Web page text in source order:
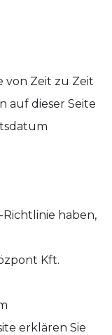
von Zeit zu Zeit
auf dieser Seite
Richtlinie haben,
Kft.
erklären Sie